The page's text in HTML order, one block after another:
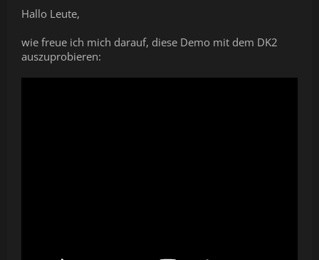
Hallo Leute,
wie freue ich mich darauf, diese Demo mit dem DK2
auszuprobieren: